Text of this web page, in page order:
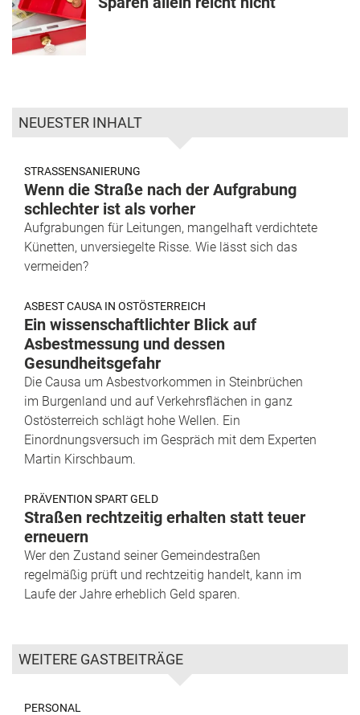
NEUESTER INHALT
STRASSENSANIERUNG
Wenn die Straße nach der Aufgrabung
schlechter ist als vorher
Aufgrabungen für Leitungen, mangelhaft verdichtete
Künetten, unversiegelte Risse. Wie lässt sich das
vermeiden?
ASBEST CAUSA IN OSTÖSTERREICH
Ein wissenschaftlichter Blick auf
Asbestmessung und dessen
Gesundheitsgefahr
Die Causa um Asbestvorkommen in Steinbrüchen
im Burgenland und auf Verkehrsflächen in ganz
Ostösterreich schlägt hohe Wellen. Ein
Einordnungsversuch im Gespräch mit dem Experten
Martin Kirschbaum.
PRÄVENTION SPART GELD
Straßen rechtzeitig erhalten statt teuer
erneuern
Wer den Zustand seiner Gemeindestraßen
regelmäßig prüft und rechtzeitig handelt, kann im
Laufe der Jahre erheblich Geld sparen.
WEITERE GASTBEITRÄGE
PERSONAL